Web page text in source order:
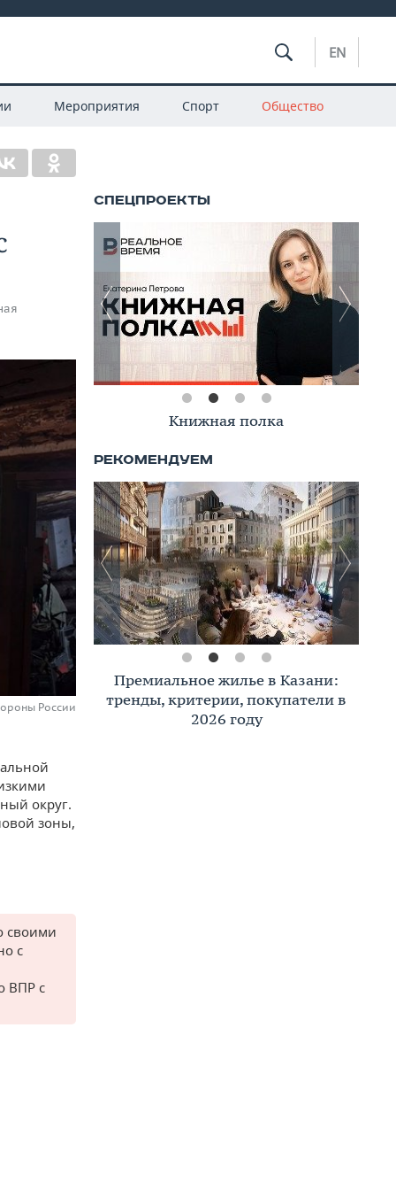
EN
Мероприятия Спорт Общество
России
округ.
зоны,
своими
с
ВПР с
Книжная полка
Премиальное жилье в Казани:
тренды, критерии, покупатели в
2026 году